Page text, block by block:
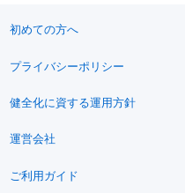
初めての方へ
プライバシーポリシー
健全化に資する運用方針
運営会社
ご利用ガイド